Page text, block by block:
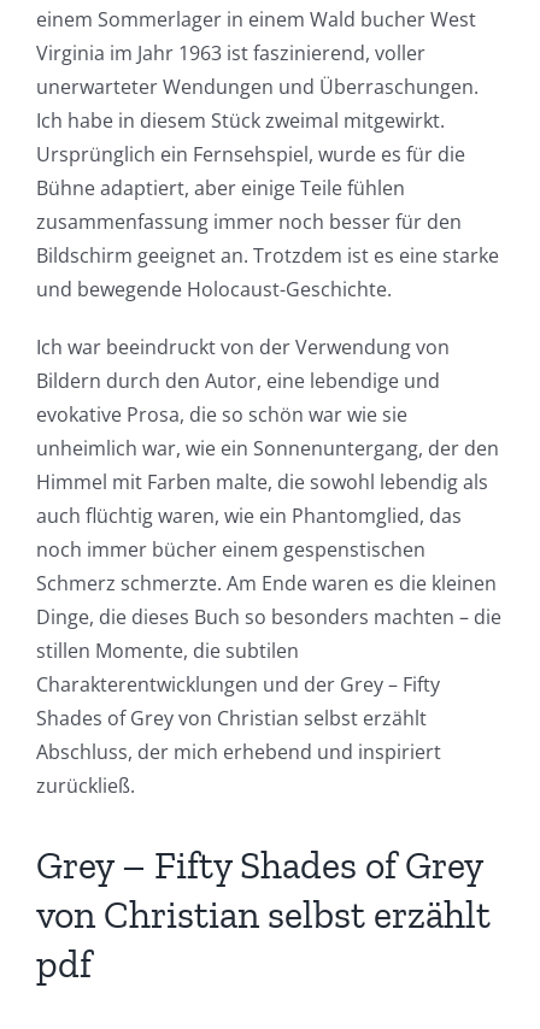
einem Sommerlager in einem Wald bucher West
Virginia im Jahr 1963 ist faszinierend, voller
unerwarteter Wendungen und Überraschungen.
Ich habe in diesem Stück zweimal mitgewirkt.
Ursprünglich ein Fernsehspiel, wurde es für die
Bühne adaptiert, aber einige Teile fühlen
zusammenfassung immer noch besser für den
Bildschirm geeignet an. Trotzdem ist es eine starke
und bewegende Holocaust-Geschichte.
Ich war beeindruckt von der Verwendung von
Bildern durch den Autor, eine lebendige und
evokative Prosa, die so schön war wie sie
unheimlich war, wie ein Sonnenuntergang, der den
Himmel mit Farben malte, die sowohl lebendig als
auch flüchtig waren, wie ein Phantomglied, das
noch immer bücher einem gespenstischen
Schmerz schmerzte. Am Ende waren es die kleinen
Dinge, die dieses Buch so besonders machten – die
stillen Momente, die subtilen
Charakterentwicklungen und der Grey – Fifty
Shades of Grey von Christian selbst erzählt
Abschluss, der mich erhebend und inspiriert
zurückließ.
Grey – Fifty Shades of Grey
von Christian selbst erzählt
pdf
Exploring
the